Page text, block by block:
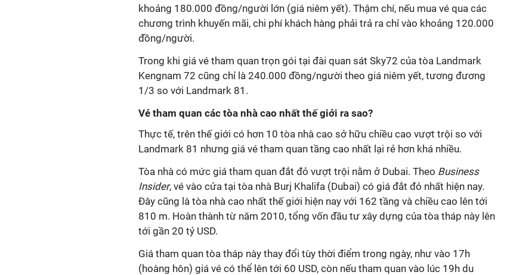
khoảng 180.000 đồng/người lớn (giá niêm yết). Thậm chí, nếu mua vé qua các
chương trình khuyến mãi, chi phí khách hàng phải trả ra chỉ vào khoảng 120.000
đồng/người.
Trong khi giá vé tham quan trọn gói tại đài quan sát Sky72 của tòa Landmark
Kengnam 72 cũng chỉ là 240.000 đồng/người theo giá niêm yết, tương đương
1/3 so với Landmark 81.
Vé tham quan các tòa nhà cao nhất thế giới ra sao?
Thực tế, trên thế giới có hơn 10 tòa nhà cao sở hữu chiều cao vượt trội so với
Landmark 81 nhưng giá vé tham quan tầng cao nhất lại rẻ hơn khá nhiều.
Tòa nhà có mức giá tham quan đắt đỏ vượt trội nằm ở Dubai. Theo Business
Insider, vé vào cửa tại tòa nhà Burj Khalifa (Dubai) có giá đắt đỏ nhất hiện nay.
Đây cũng là tòa nhà cao nhất thế giới hiện nay với 162 tầng và chiều cao lên tới
810 m. Hoàn thành từ năm 2010, tổng vốn đầu tư xây dựng của tòa tháp này lên
tới gần 20 tỷ USD.
Giá tham quan tòa tháp này thay đổi tùy thời điểm trong ngày, như vào 17h
(hoàng hôn) giá vé có thể lên tới 60 USD, còn nếu tham quan vào lúc 19h du